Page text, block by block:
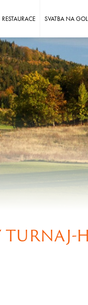
RESTAURACE SVATBA NA
TURNAJ-